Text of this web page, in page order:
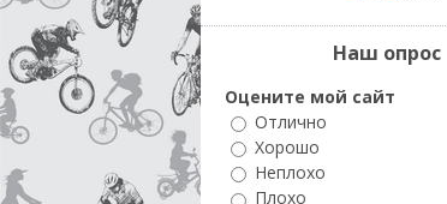
Наш опрос
Оцените мой сайт
Отлично
Хорошо
Неплохо
Плохо